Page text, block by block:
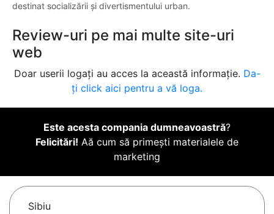
destinat socializării și divertismentului urban.
Review-uri pe mai multe site-uri
web
Doar userii logați au acces la această informație. Da-
ți click aici pentru a vă loga.
Este acesta compania dumneavoastră?
Felicitări! Aă cum să primești materialele de
marketing
Sibiu